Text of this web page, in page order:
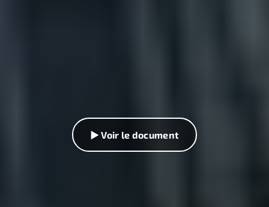
▶ Voir le document